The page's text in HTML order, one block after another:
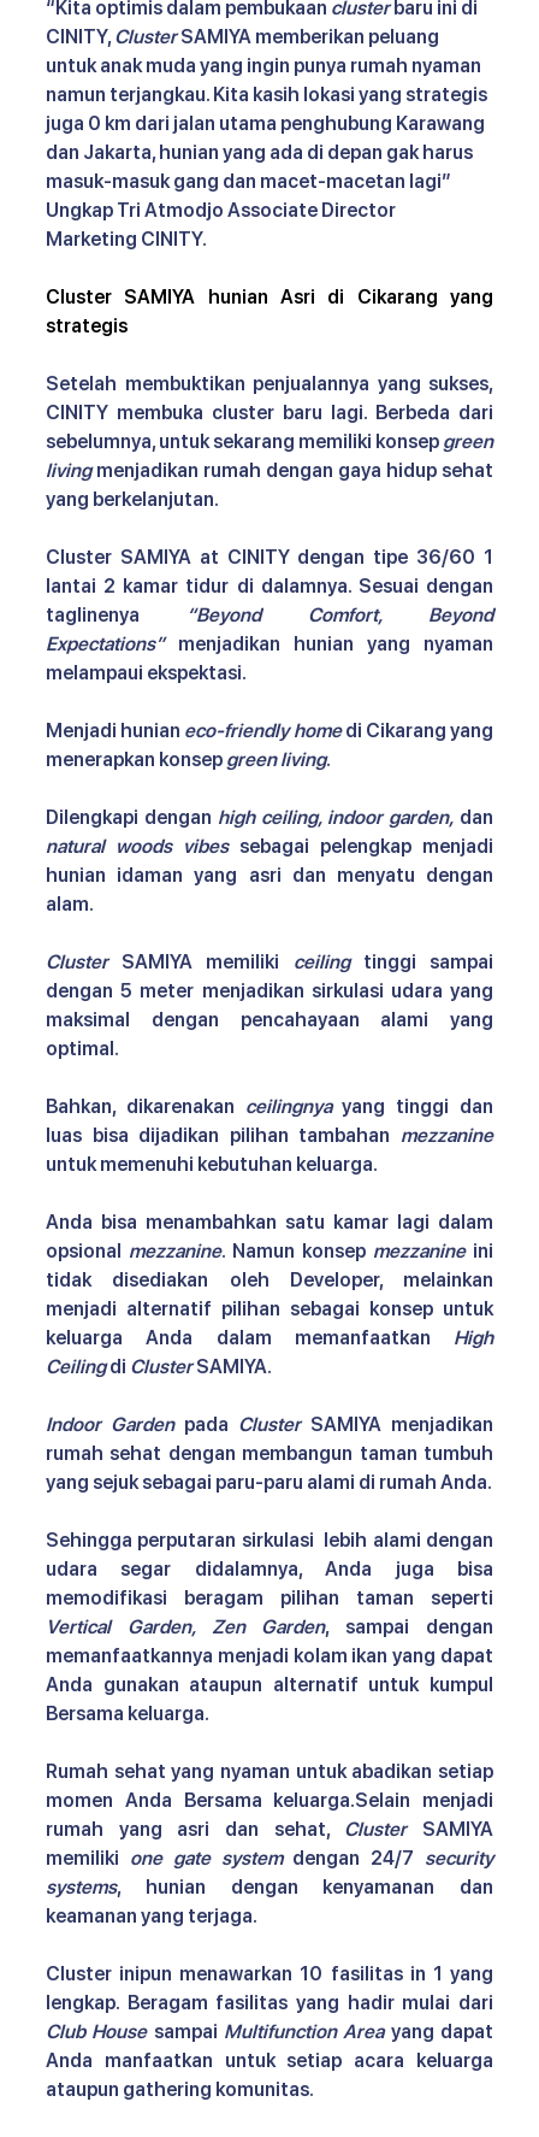
“Kita optimis dalam pembukaan cluster baru ini di
CINITY, Cluster SAMIYA memberikan peluang
untuk anak muda yang ingin punya rumah nyaman
namun terjangkau. Kita kasih lokasi yang strategis
juga 0 km dari jalan utama penghubung Karawang
dan Jakarta, hunian yang ada di depan gak harus
masuk-masuk gang dan macet-macetan lagi”
Ungkap Tri Atmodjo Associate Director
Marketing CINITY.
Cluster SAMIYA hunian Asri di Cikarang yang
strategis
Setelah membuktikan penjualannya yang sukses,
CINITY membuka cluster baru lagi. Berbeda dari
sebelumnya, untuk sekarang memiliki konsep green
living menjadikan rumah dengan gaya hidup sehat
yang berkelanjutan.
Cluster SAMIYA at CINITY dengan tipe 36/60 1
lantai 2 kamar tidur di dalamnya. Sesuai dengan
taglinenya
“Beyond Comfort, Beyond
Expectations” menjadikan hunian yang nyaman
melampaui ekspektasi.
Menjadi hunian eco-friendly home di Cikarang yang
menerapkan konsep green living.
Dilengkapi dengan high ceiling, indoor garden,
natural woods vibes sebagai pelengkap menjadi
hunian idaman yang asri dan menyatu dengan
alam.
Cluster SAMIYA memiliki ceiling tinggi sampai
dengan 5 meter menjadikan sirkulasi udara yang
maksimal dengan pencahayaan alami yang
optimal.
Bahkan, dikarenakan ceilingnya yang tinggi dan
luas bisa dijadikan pilihan tambahan
mezzanine
untuk memenuhi kebutuhan keluarga.
Anda bisa menambahkan satu kamar lagi dalam
opsional mezzanine. Namun konsep mezzanine ini
tidak disediakan oleh Developer, melainkan
menjadi alternatif pilihan sebagai konsep untuk
keluarga Anda dalam memanfaatkan High
Ceiling di Cluster SAMIYA.
Indoor Garden pada Cluster SAMIYA menjadikan
rumah sehat dengan membangun taman tumbuh
yang sejuk sebagai paru-paru alami di rumah Anda.
Sehingga perputaran sirkulasi  lebih alami dengan
udara segar didalamnya, Anda juga bisa
Vertical Garden, Zen Garden, sampai dengan
memanfaatkannya menjadi kolam ikan yang dapat
Anda gunakan ataupun alternatif untuk kumpul
Bersama keluarga.
Rumah sehat yang nyaman untuk abadikan setiap
momen Anda Bersama keluarga.Selain menjadi
rumah yang asri dan sehat, Cluster SAMIYA
memiliki one gate system dengan 24/7 security
systems, hunian dengan kenyamanan dan
keamanan yang terjaga.
Cluster inipun menawarkan 10 fasilitas in 1 yang
Club House sampai Multifunction Area yang dapat
Anda manfaatkan untuk setiap acara keluarga
ataupun gathering komunitas.